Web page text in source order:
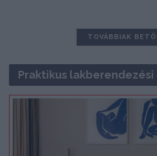
TOVÁBBIAK
Praktikus